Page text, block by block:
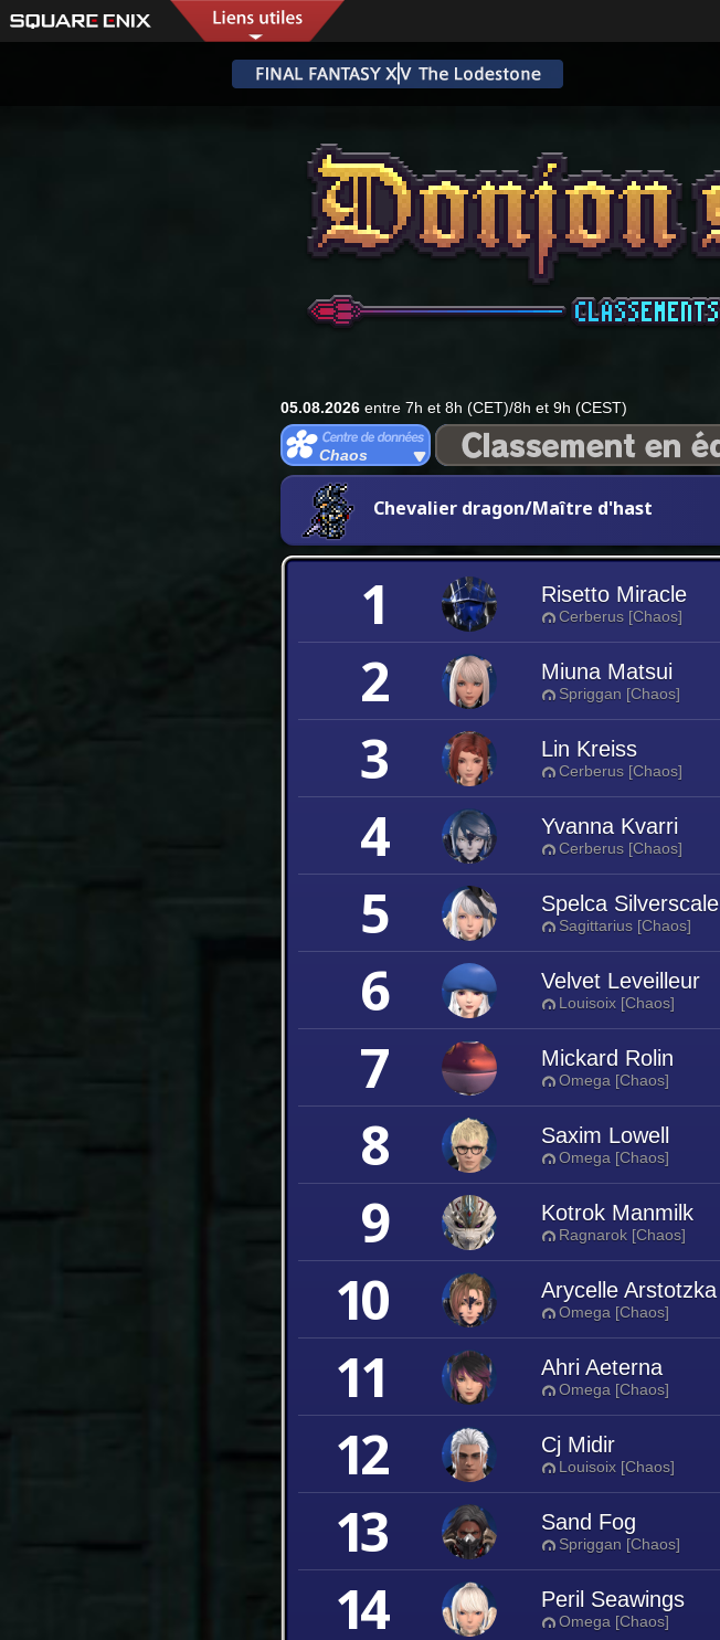
05.08.2026 entre 7h et 8h (CET)/8h et 9h (CEST)
Chaos
Chevalier dragon/Maître d'hast
1 Risetto Miracle
Cerberus [Chaos]
2 Miuna Matsui
Spriggan [Chaos]
3 Lin Kreiss
Cerberus [Chaos]
4 Yvanna Kvarri
Cerberus [Chaos]
5 Spelca Silverscale
Sagittarius [Chaos]
6 Velvet Leveilleur
Louisoix [Chaos]
7 Mickard Rolin
Omega [Chaos]
8 Saxim Lowell
Omega [Chaos]
9 Kotrok Manmilk
Ragnarok [Chaos]
10 Arycelle Arstotzka
Omega [Chaos]
11 Ahri Aeterna
Omega [Chaos]
12 Cj Midir
Louisoix [Chaos]
13 Sand Fog
Spriggan [Chaos]
14 Peril Seawings
Omega [Chaos]